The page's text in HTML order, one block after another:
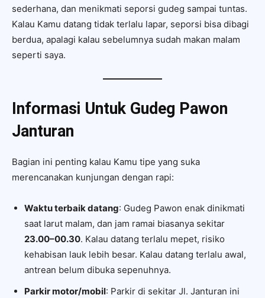
sederhana, dan menikmati seporsi gudeg sampai tuntas.
Kalau Kamu datang tidak terlalu lapar, seporsi bisa dibagi
berdua, apalagi kalau sebelumnya sudah makan malam
seperti saya.
Informasi Untuk Gudeg Pawon
Janturan
Bagian ini penting kalau Kamu tipe yang suka
merencanakan kunjungan dengan rapi:
Waktu terbaik datang: Gudeg Pawon enak dinikmati
saat larut malam, dan jam ramai biasanya sekitar
23.00–00.30. Kalau datang terlalu mepet, risiko
kehabisan lauk lebih besar. Kalau datang terlalu awal,
antrean belum dibuka sepenuhnya.
Parkir motor/mobil: Parkir di sekitar Jl. Janturan ini